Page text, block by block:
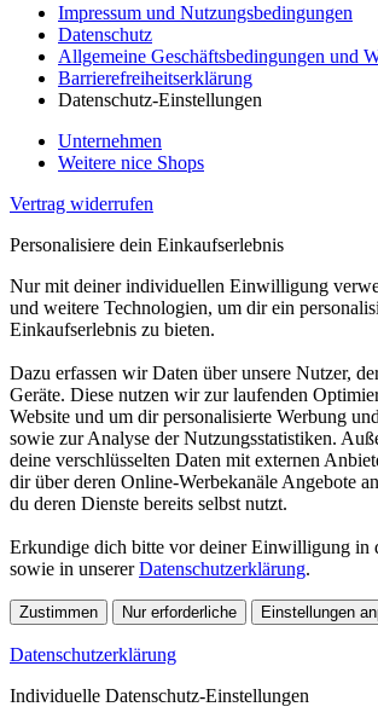
Impressum und Nutzungsbedingungen
Datenschutz
Allgemeine Geschäftsbedingungen und
Barrierefreiheitserklärung
Datenschutz-Einstellungen
Unternehmen
Weitere nice Shops
Vertrag widerrufen
Personalisiere dein Einkaufserlebnis
Nur mit deiner individuellen Einwilligung
und weitere Technologien, um dir ein
Einkaufserlebnis zu bieten.
Dazu erfassen wir Daten über unsere Nutzer,
Geräte. Diese nutzen wir zur laufenden
Website und um dir personalisierte Werbung
sowie zur Analyse der Nutzungsstatistiken.
deine verschlüsselten Daten mit externen
dir über deren Online-Werbekanäle Angebote
du deren Dienste bereits selbst nutzt.
Erkundige dich bitte vor deiner Einwilligung in
sowie in unsererDatenschutzerklärung.
Zustimmen Nur erforderliche Einstellungen
Datenschutzerklärung
Individuelle Datenschutz-Einstellungen